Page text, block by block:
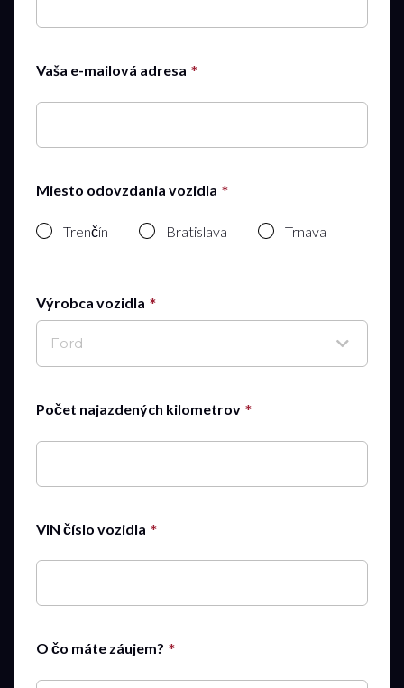
Vaša e-mailová adresa
Miesto odovzdania vozidla
Trenčín Bratislava Trnava
Výrobca vozidla
Ford
Počet najazdených kilometrov
VIN číslo vozidla
O čo máte záujem?